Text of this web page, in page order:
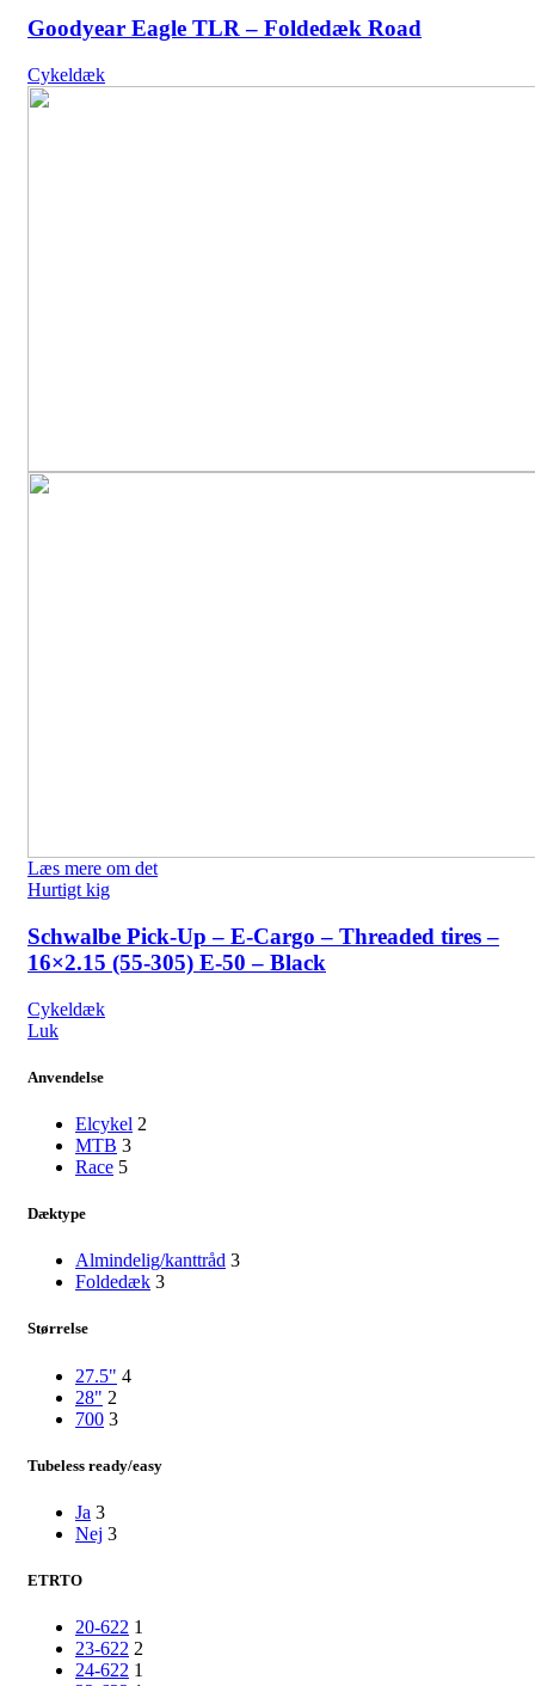
Luk
Anvendelse
Elcykel 2
MTB 3
Race 5
Dæktype
Almindelig/kanttråd 3
Foldedæk 3
Størrelse
27.5" 4
28" 2
700 3
Tubeless ready/easy
Ja 3
Nej 3
ETRTO
20-622 1
23-622 2
24-622 1
Goodyear Eagle TLR – Foldedæk Road
Cykeldæk
Læs mere om det
Hurtigt kig
Schwalbe Pick-Up – E-Cargo – Threaded tires –
16×2.15 (55-305) E-50 – Black
Cykeldæk